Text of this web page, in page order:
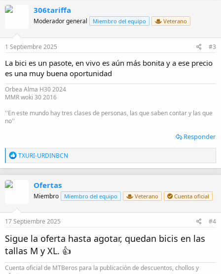
n
e
s
306tariffa
Moderador general Miembro del equipo Veterano
1 Septiembre 2025 #3
La bici es un pasote, en vivo es aún más bonita y a ese precio
es una muy buena oportunidad
Orbea Alma H30 2024
MMR woki 30 2016
''En este mundo hay tres clases de personas, las que saben contar y las que
no''
Responder
R
e
a
n
s
TXURI-URDINBCN
Ofertas
Miembro Miembro del equipo Veterano Cuenta oficial
17 Septiembre 2025 #4
Sigue la oferta hasta agotar, quedan bicis en las
tallas M y XL. 👍
Cuenta oficial de MTBeros para la publicación de descuentos, chollos y